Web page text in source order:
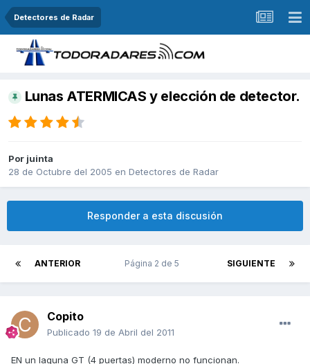
Detectores de Radar
Lunas ATERMICAS y elección de detector.
Por juinta
28 de Octubre del 2005 en Detectores de Radar
Responder a esta discusión
ANTERIOR SIGUIENTE
Página 2 de 5
Copito
Publicado 19 de Abril del 2011
EN un laguna GT (4 puertas) moderno no funcionan.